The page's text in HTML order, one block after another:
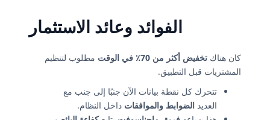
الفوائد وعائد الاستثمار
كان هناك تخفيض أكثر من 70٪ في الوقت
مطلوب لتنظيم
المشتريات قبل التطبيق.
تتحرك كل نقطة بيانات الآن جنبًا إلى جنب مع
العديد الضوابط والموافقات داخل النظام.